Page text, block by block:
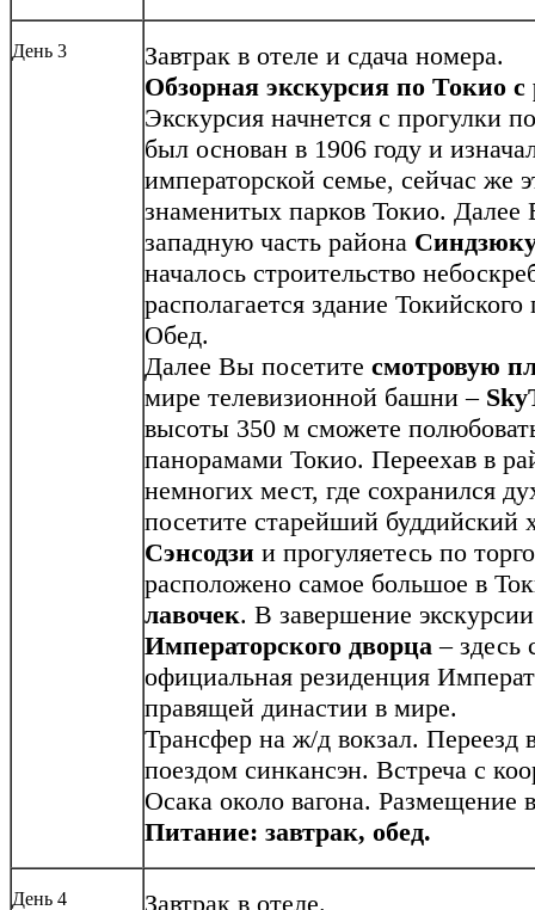
День 3
Завтрак в отеле и сдача номера.
Обзорная экскурсия по Токио с
Экскурсия начнется с прогулки
был основан в 1906 году и
императорской семье, сейчас же
знаменитых парков Токио. Далее
западную часть района
началось строительство
располагается здание Токийского
Обед.
Далее Вы посетите смотровую
мире телевизионной башни –
высоты 350 м сможете
панорамами Токио. Переехав в
немногих мест, где сохранился
посетите старейший буддийский
Сэнсодзи и прогуляетесь по
расположено самое большое в
лавочек. В завершение
Императорского дворца – здесь
официальная резиденция
правящей династии в мире.
Трансфер на ж/д вокзал. Переезд
поездом синкансэн. Встреча с
Осака около вагона. Размещение
Питание: завтрак, обед.
День 4
Завтрак в отеле.